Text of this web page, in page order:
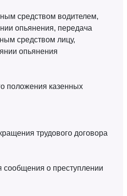
средством водителем,
опьянения, передача
средством лицу,
опьянения
положения казенных
трудового договора
сообщения о преступлении